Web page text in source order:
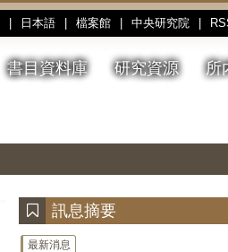
日本語 檔案館 中央研究院
書目資料庫 研究資源 所
停、
圖
訊息摘要
最新消息